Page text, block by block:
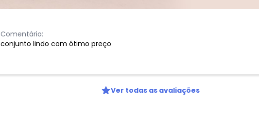
Comentário:
conjunto lindo com ótimo preço
Ver todas as avaliações